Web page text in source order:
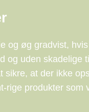
og øg gradvist,
og uden skadelige
sikre, at der ikke
rige produkter